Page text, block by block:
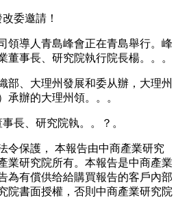
委邀請！
導人青島峰會正在青島舉行。峰
董事長、研究院執行院長楊。。。
、大理州發展和委从辦，大理州
承辦的大理州領。。。
、研究院執。。？。
保護， 本報告由中商產業研究
業研究院所有。本報告是中商產業
為有償供给給購買報告的客戶內部
院書面授權，否則中商產業研究院